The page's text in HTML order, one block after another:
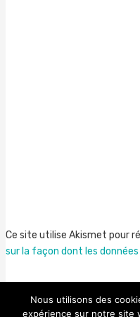
Ce site utilise Akismet pour
sur la façon dont les
Nous utilisons des
expérience sur notre site